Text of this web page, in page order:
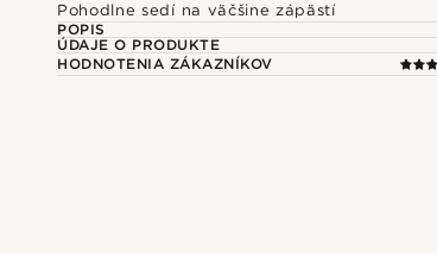
Pohodlne sedí na väčšine zápästí
POPIS
ÚDAJE O PRODUKTE
HODNOTENIA ZÁKAZNÍKOV